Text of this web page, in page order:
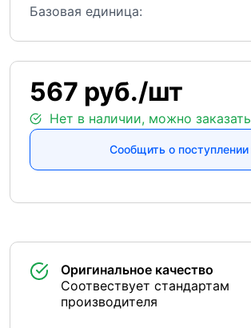
567 руб./шт
Нет в наличии, можно заказать
Сообщить о поступлении
Базовая единица:
Оригинальное качество
Соотвествует стандартам
производителя